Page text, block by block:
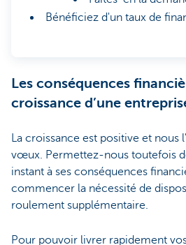
Bénéficiez d'un taux de
Les conséquences
croissance d’une
La croissance est positive et nous
vœux. Permettez-nous toutefois
instant à ses conséquences
commencer la nécessité de
roulement supplémentaire.
Pour pouvoir livrer rapidement